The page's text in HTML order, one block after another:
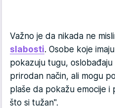
Važno je da nikada ne
slabosti. Osobe koje
pokazuju tugu, oslobađaju
prirodan način, ali mogu
plaše da pokažu emocije i
što si tužan".